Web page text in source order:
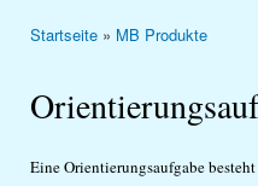
Startseite » MB Produkte
Eine Orientierungsaufgabe